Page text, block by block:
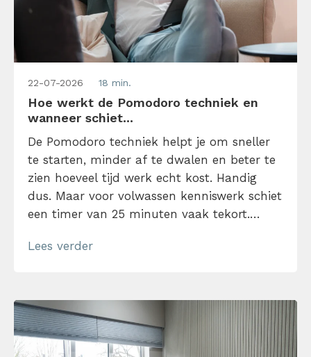
22-07-2026 18 min.
Hoe werkt de Pomodoro techniek en
wanneer schiet...
De Pomodoro techniek helpt je om sneller
te starten, minder af te dwalen en beter te
zien hoeveel tijd werk echt kost. Handig
dus. Maar voor volwassen kenniswerk schiet
een timer van 25 minuten vaak tekort.
werkt, waar hij begint te knellen en hoe je
Lees verder